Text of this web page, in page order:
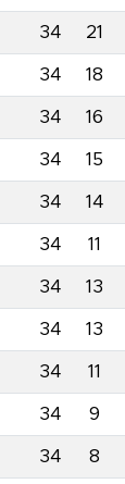
34 21
34 18
34 16
34 15
34 14
34 11
34 13
34 13
34 11
34 9
34 8